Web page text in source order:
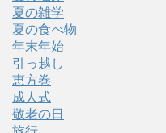
夏の雑学
夏の食べ物
年末年始
引っ越し
恵方巻
成人式
敬老の日